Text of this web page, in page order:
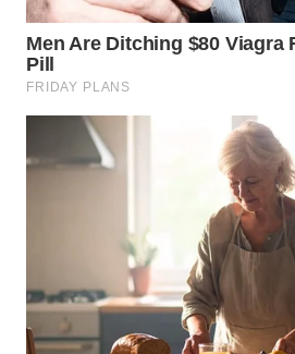
WN
BEKASI
BOGOR
TAPANULI
UTARA